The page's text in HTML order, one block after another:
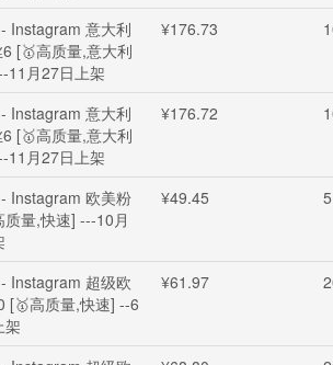
Instagram 意大利
[🥇高质量,意大利
11月27日上架
¥176.73
Instagram 意大利
[🥇高质量,意大利
11月27日上架
¥176.72
Instagram 欧美粉
质量,快速] ---10月
¥49.45 5
Instagram 超级欧
[🥇高质量,快速] --6
架
¥61.97